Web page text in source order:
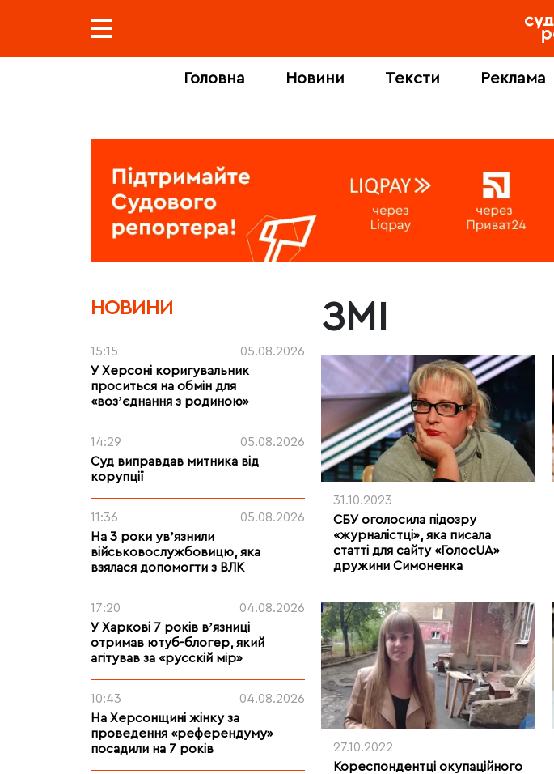
Головна Новини Тексти Реклама
НОВИНИ
15:15
05.08.2026
У Херсоні коригувальник
проситься на обмін для
«возʼєднання з родиною»
14:29
05.08.2026
Суд виправдав митника від
корупції
11:36
05.08.2026
На 3 роки увʼязнили
військовослужбовицю, яка
взялася допомогти з ВЛК
17:20
04.08.2026
У Харкові 7 років вʼязниці
отримав ютуб-блогер, який
агітував за «русскій мір»
10:43
04.08.2026
На Херсонщині жінку за
проведення «референдуму»
посадили на 7 років
ЗМІ
31.10.2023
СБУ оголосила підозру
«журналістці», яка писала
статті для сайту «ГолосUA»
дружини Симоненка
27.10.2022
Кореспондентці окупаційного